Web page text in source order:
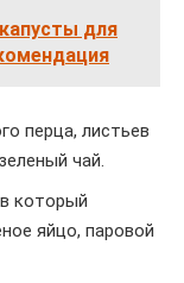
для
перца, листьев
чай.
который
яйцо, паровой